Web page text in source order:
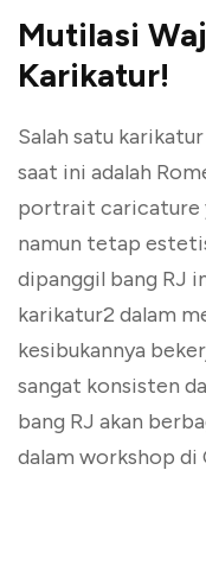
Mutilasi
Karikatur!
Salah satu
saat ini adalah
portrait caricature
namun tetap
dipanggil bang RJ
karikatur2 dalam
kesibukannya
sangat konsisten
bang RJ akan
dalam workshop di